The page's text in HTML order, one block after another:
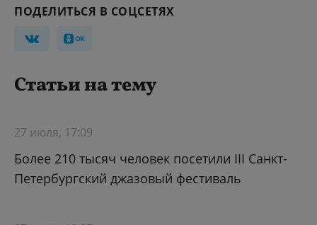
ПОДЕЛИТЬСЯ В СОЦСЕТЯХ
Статьи на тему
27 июля, 17:09
Более 210 тысяч человек посетили III Санкт-
Петербургский джазовый фестиваль